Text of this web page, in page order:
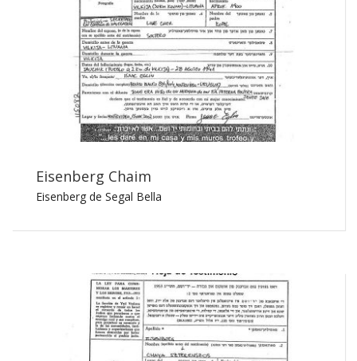
Eisenberg Chaim
Eisenberg de Segal Bella